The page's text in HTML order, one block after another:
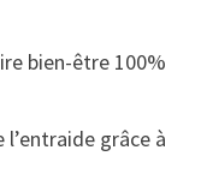
bien-être 100%
grâce à